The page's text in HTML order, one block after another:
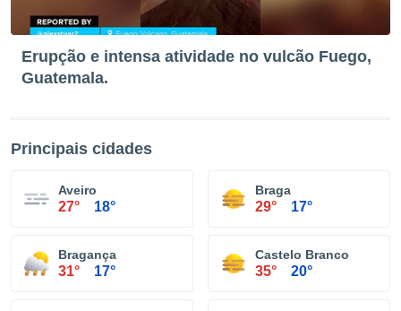
Erupção e intensa atividade no vulcão Fuego,
Guatemala.
Principais cidades
Aveiro
27° 18°
Braga
29° 17°
Bragança
31° 17°
Castelo Branco
35° 20°